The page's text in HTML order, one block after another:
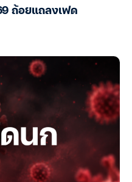
ถ้อยแถลงเฟด